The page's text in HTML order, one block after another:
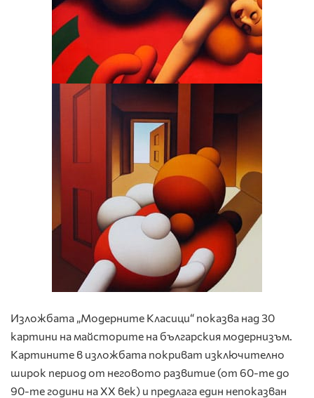
Изложбата „Модерните Класици“ показва над 30
картини на майсторите на българския модернизъм.
Картините в изложбата покриват изключително
широк период от неговото развитие (от 60-те до
90-те години на XX век) и предлага един непоказван